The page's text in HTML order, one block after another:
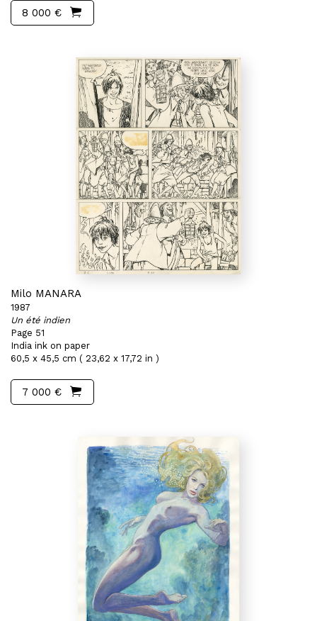
8 000 €
Milo MANARA
1987
Un été indien
Page 51
India ink on paper
60,5 x 45,5 cm ( 23,62 x 17,72 in )
7 000 €